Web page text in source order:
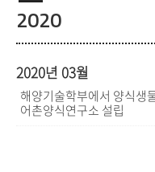
2020
2020년 03월
해양기술학부에서 양식생
어촌양식연구소 설립